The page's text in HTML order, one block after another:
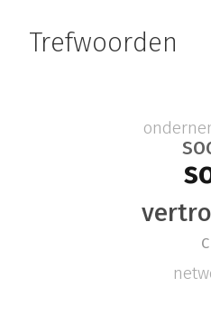
Trefwoorden